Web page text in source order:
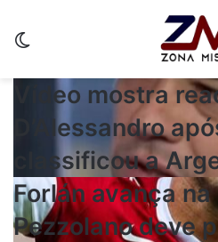
Vídeo mostra
D’Alessandro
classificou a
Forlán avança
Pezzolano deve